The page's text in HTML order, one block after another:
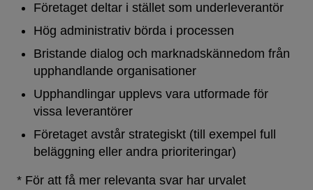
Företaget deltar i stället som underleverantör
Hög administrativ börda i processen
Bristande dialog och marknadskännedom från
upphandlande organisationer
Upphandlingar upplevs vara utformade för
vissa leverantörer
Företaget avstår strategiskt (till exempel full
beläggning eller andra prioriteringar)
* För att få mer relevanta svar har urvalet